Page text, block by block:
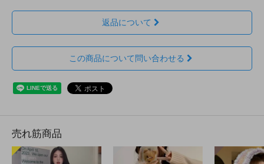
返品について
この商品について問い合わせる
売れ筋商品